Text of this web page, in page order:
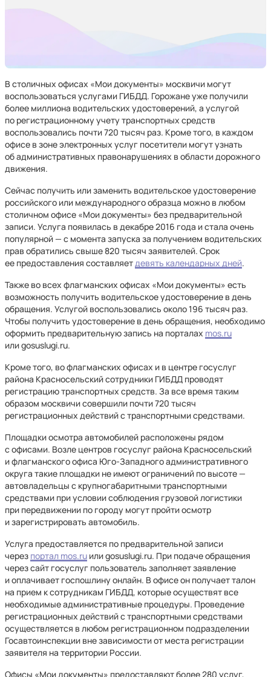
В столичных офисах «Мои документы» москвичи могут
воспользоваться услугами ГИБДД. Горожане уже получили
более миллиона водительских удостоверений, а услугой
по регистрационному учету транспортных средств
воспользовались почти 720 тысяч раз. Кроме того, в каждом
офисе в зоне электронных услуг посетители могут узнать
об административных правонарушениях в области дорожного
движения.
Сейчас получить или заменить водительское удостоверение
российского или международного образца можно в любом
столичном офисе «Мои документы» без предварительной
записи. Услуга появилась в декабре 2016 года и стала очень
популярной — с момента запуска за получением водительских
прав обратились свыше 820 тысяч заявителей. Срок
ее предоставления составляетдевять календарных дней.
Также во всех флагманских офисах «Мои документы» есть
возможность получить водительское удостоверение в день
обращения. Услугой воспользовались около 196 тысяч раз.
Чтобы получить удостоверение в день обращения, необходимо
оформить предварительную запись на порталах mos.ru
или gosuslugi.ru.
Кроме того, во флагманских офисах и в центре госуслуг
района Красносельский сотрудники ГИБДД проводят
регистрацию транспортных средств. За все время таким
образом москвичи совершили почти 720 тысяч
регистрационных действий с транспортными средствами.
Площадки осмотра автомобилей расположены рядом
с офисами. Возле центров госуслуг района Красносельский
и флагманского офиса Юго-Западного административного
округа такие площадки не имеют ограничений по высоте —
автовладельцы с крупногабаритными транспортными
средствами при условии соблюдения грузовой логистики
при передвижении по городу могут пройти осмотр
и зарегистрировать автомобиль.
Услуга предоставляется по предварительной записи
через портал mos.ru или gosuslugi.ru. При подаче обращения
через сайт госуслуг пользователь заполняет заявление
и оплачивает госпошлину онлайн. В офисе он получает талон
на прием к сотрудникам ГИБДД, которые осуществят все
необходимые административные процедуры. Проведение
регистрационных действий с транспортными средствами
осуществляется в любом регистрационном подразделении
Госавтоинспекции вне зависимости от места регистрации
заявителя на территории России.
Офисы «Мои документы» предоставляют более 280 услуг,